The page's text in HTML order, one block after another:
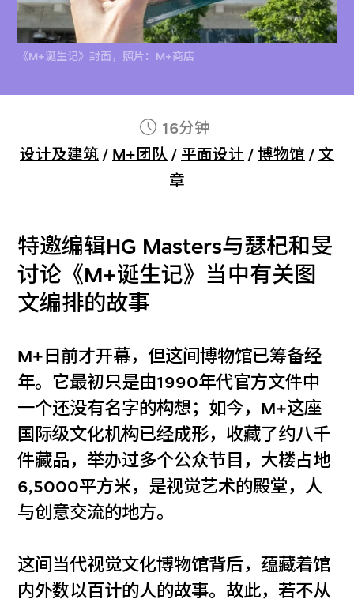
《M+诞生记》封面，照片：M+商店
16分钟
设计及建筑 / M+团队 / 平面设计 / 博物馆 / 文
章
特邀编辑HG Masters与瑟杞和旻
讨论《M+诞生记》当中有关图
文编排的故事
M+日前才开幕，但这间博物馆已筹备经
年。它最初只是由1990年代官方文件中
一个还没有名字的构想；如今，M+这座
国际级文化机构已经成形，收藏了约八千
件藏品，举办过多个公众节目，大楼占地
6,5000平方米，是视觉艺术的殿堂，人
与创意交流的地方。
这间当代视觉文化博物馆背后，蕴藏着馆
内外数以百计的人的故事。故此，若不从